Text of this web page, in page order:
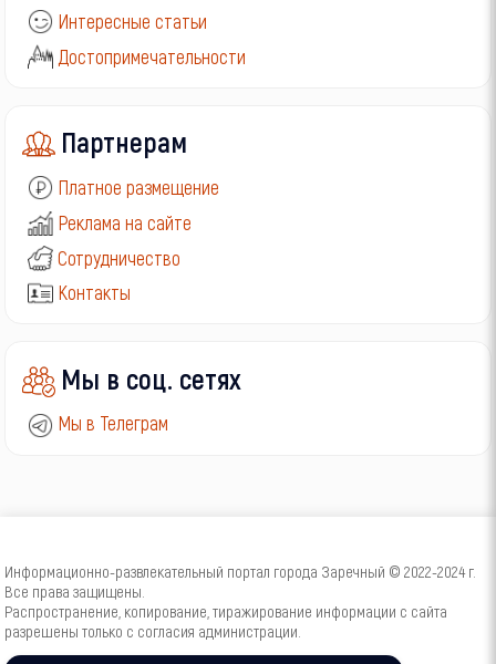
Интересные статьи
Достопримечательности
Партнерам
Платное размещение
Реклама на сайте
Сотрудничество
Контакты
Мы в соц. сетях
Мы в Телеграм
Информационно-развлекательный портал города Заречный © 2022-2024 г.
Все права защищены.
Распространение, копирование, тиражирование информации с сайта
разрешены только с согласия администрации.